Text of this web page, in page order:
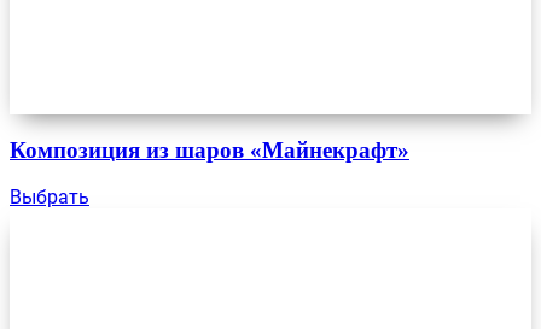
Композиция из шаров «Майнекрафт»
Выбрать